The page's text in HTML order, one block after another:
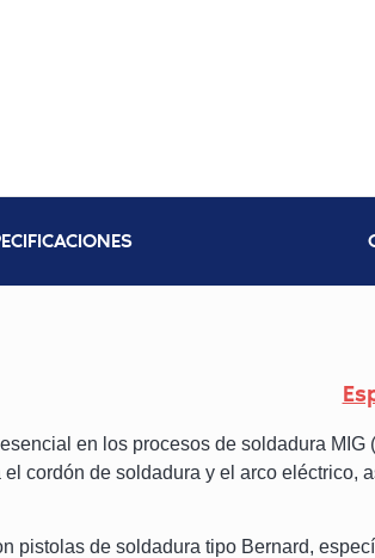
en los procesos de soldadura
cordón de soldadura y el arco
pistolas de soldadura tipo Bernard,